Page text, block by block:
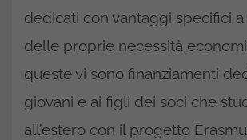
dedicati con vantaggi specifici
delle proprie necessità
queste vi sono finanziamenti
giovani e ai figli dei soci che
all’estero con il progetto